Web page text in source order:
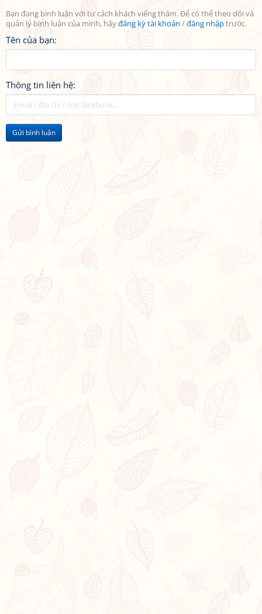
Bạn đang bình luận với tư cách khách viếng thăm. Để có thể theo dõi và
quản lý bình luận của mình, hãyđăng ký tài khoản /đăng nhậptrước.
Tên của bạn:
Thông tin liên hệ:
Gửi bình luận